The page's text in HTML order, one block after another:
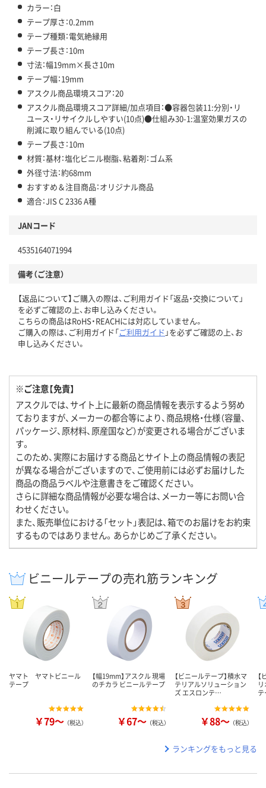
カラー：白
テープ厚さ：0.2mm
テープ種類：電気絶縁用
テープ長さ：10m
寸法：幅19mm×長さ10m
テープ幅：19mm
アスクル商品環境スコア：20
アスクル商品環境スコア詳細/加点項目：●容器包装11:分別・リ
ユース・リサイクルしやすい(10点)●仕組み30-1:温室効果ガスの
削減に取り組んでいる(10点)
テープ長さ：10m
材質：基材：塩化ビニル樹脂、粘着剤：ゴム系
外径寸法：約68mm
おすすめ＆注目商品：オリジナル商品
適合：JIS C 2336 A種
JANコード
4535164071994
備考（ご注意）
【返品について】ご購入の際は、ご利用ガイド「返品・交換について」
を必ずご確認の上、お申し込みください。
こちらの商品はRoHS・REACHには対応していません。
ご購入の際は、ご利用ガイド「ご利用ガイド 」を必ずご確認の上、お
申し込みください。
※ご注意【免責】
アスクルでは、サイト上に最新の商品情報を表示するよう努め
ておりますが、メーカーの都合等により、商品規格・仕様（容量、
パッケージ、原材料、原産国など）が変更される場合がございま
す。
このため、実際にお届けする商品とサイト上の商品情報の表記
が異なる場合がございますので、ご使用前には必ずお届けした
商品の商品ラベルや注意書きをご確認ください。
さらに詳細な商品情報が必要な場合は、メーカー等にお問い合
わせください。
また、販売単位における「セット」表記は、箱でのお届けをお約束
するものではありません。あらかじめご了承ください。
ビニールテープの売れ筋ランキング
ヤマト ヤマトビニール
テープ
￥79～ （税込）
【幅19mm】アスクル 現場
のチカラ ビニールテープ
￥67～ （税込）
【ビニールテープ】積水マ
テリアルソリューション
ズ エスロンテ…
￥88～ （税込）
ランキングをもっと見る